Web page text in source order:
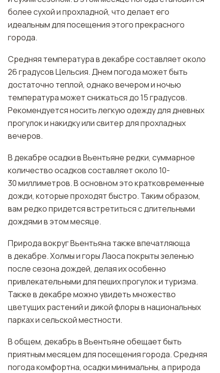
более сухой и прохладной, что делает его
идеальным для посещения этого прекрасного
города.
Средняя температура в декабре составляет около
26 градусов Цельсия. Днем погода может быть
достаточно теплой, однако вечером и ночью
температура может снижаться до 15 градусов.
Рекомендуется носить легкую одежду для дневных
прогулок и накидку или свитер для прохладных
вечеров.
В декабре осадки в Вьентьяне редки, суммарное
количество осадков составляет около 10-
30 миллиметров. В основном это кратковременные
дожди, которые проходят быстро. Таким образом,
вам редко придется встретиться с длительными
дождями в этом месяце.
Природа вокруг Вьентьяна также впечатляюща
в декабре. Холмы и горы Лаоса покрыты зеленью
после сезона дождей, делая их особенно
привлекательными для пеших прогулок и туризма.
Также в декабре можно увидеть множество
цветущих растений и дикой флоры в национальных
парках и сельской местности.
В общем, декабрь в Вьентьяне обещает быть
приятным месяцем для посещения города. Средняя
погода комфортна, осадки минимальны, а природа